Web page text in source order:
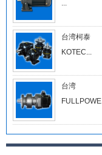
...
台湾柯泰
KOTEC...
台湾